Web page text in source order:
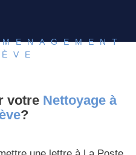
votre Nettoyage à
?